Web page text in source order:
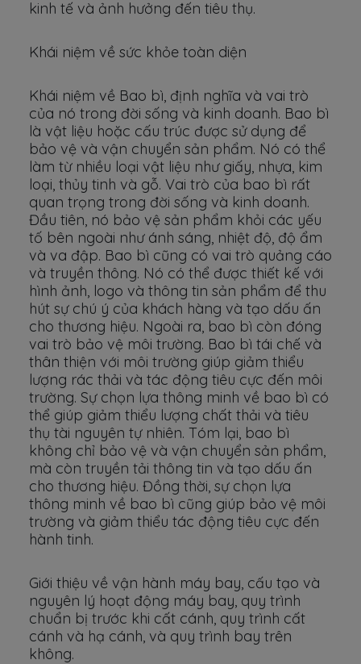
kinh tế và ảnh hưởng đến tiêu thụ.
Khái niệm về sức khỏe toàn diện
Khái niệm về Bao bì, định nghĩa và vai trò
của nó trong đời sống và kinh doanh. Bao bì
là vật liệu hoặc cấu trúc được sử dụng để
bảo vệ và vận chuyển sản phẩm. Nó có thể
làm từ nhiều loại vật liệu như giấy, nhựa, kim
loại, thủy tinh và gỗ. Vai trò của bao bì rất
quan trọng trong đời sống và kinh doanh.
Đầu tiên, nó bảo vệ sản phẩm khỏi các yếu
tố bên ngoài như ánh sáng, nhiệt độ, độ ẩm
và va đập. Bao bì cũng có vai trò quảng cáo
và truyền thông. Nó có thể được thiết kế với
hình ảnh, logo và thông tin sản phẩm để thu
hút sự chú ý của khách hàng và tạo dấu ấn
cho thương hiệu. Ngoài ra, bao bì còn đóng
vai trò bảo vệ môi trường. Bao bì tái chế và
thân thiện với môi trường giúp giảm thiểu
lượng rác thải và tác động tiêu cực đến môi
trường. Sự chọn lựa thông minh về bao bì có
thể giúp giảm thiểu lượng chất thải và tiêu
thụ tài nguyên tự nhiên. Tóm lại, bao bì
không chỉ bảo vệ và vận chuyển sản phẩm,
mà còn truyền tải thông tin và tạo dấu ấn
cho thương hiệu. Đồng thời, sự chọn lựa
thông minh về bao bì cũng giúp bảo vệ môi
trường và giảm thiểu tác động tiêu cực đến
hành tinh.
Giới thiệu về vận hành máy bay, cấu tạo và
nguyên lý hoạt động máy bay, quy trình
chuẩn bị trước khi cất cánh, quy trình cất
cánh và hạ cánh, và quy trình bay trên
không.